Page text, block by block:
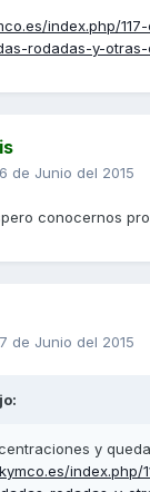
index.php/
rodadas-y-
6 de Junio del 2015
conocernos
7 de Junio del 2015
y
index.php/